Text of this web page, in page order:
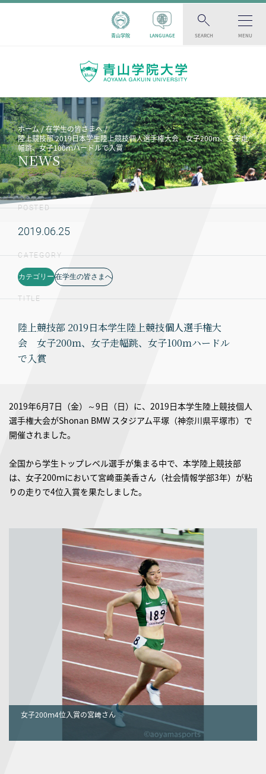
青山学院 LANGUAGE SEARCH MENU
ホーム
在学生の皆さまへ
陸上競技部 2019日本学生陸上競技個人選手権大会 女子200ｍ、女子走
幅跳、女子100ｍハードルで入賞
NEWS
POSTED
2019.06.25
CATEGORY
カテゴリー 在学生の皆さまへ
TITLE
陸上競技部 2019日本学生陸上競技個人選手権大
会 女子200ｍ、女子走幅跳、女子100ｍハードル
で入賞
2019年6月7日（金）～9日（日）に、2019日本学生陸上競技個人
選手権大会がShonan BMW スタジアム平塚（神奈川県平塚市）で
開催されました。
全国から学生トップレベル選手が集まる中で、本学陸上競技部
は、女子200ｍにおいて宮﨑亜美香さん（社会情報学部3年）が粘
りの走りで4位入賞を果たしました。
女子200ｍ4位入賞の宮﨑さん